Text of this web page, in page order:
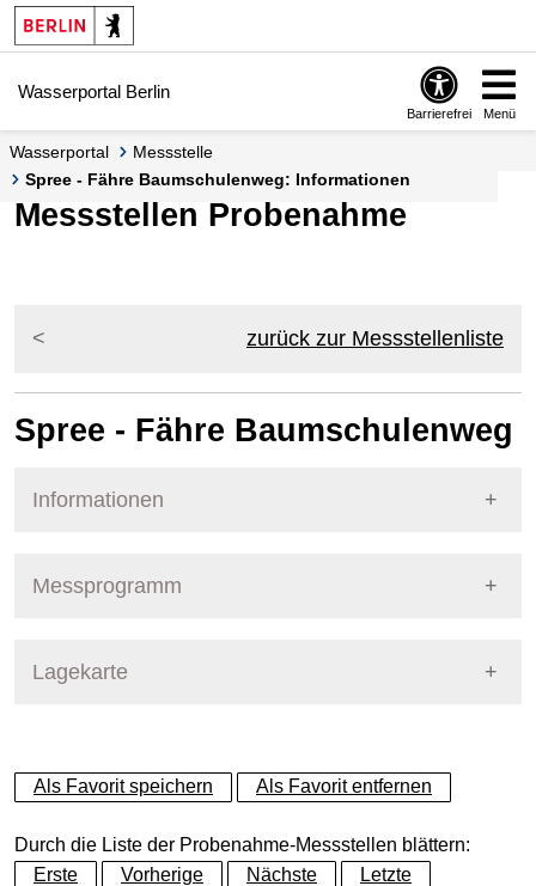
Springe zur Navigation
Springe zum Inhalt
Wasserportal Berlin
Barrierefrei Menü
Wasserportal
Messstelle
Spree - Fähre Baumschulenweg: Informationen
Messstellen Probenahme
zurück zur Messstellenliste
Spree - Fähre Baumschulenweg
Informationen
Nummer
Betreiber Land Berlin
Ausprägung Probenahme
Messprogramm
Stoffgruppe
Anionen und Kationen
Arzneistoffe
Lagekarte
+
−
Als Favorit speichern Als Favorit entfernen
Durch die Liste der Probenahme-Messstellen blättern:
Erste
Vorherige Nächste Letzte